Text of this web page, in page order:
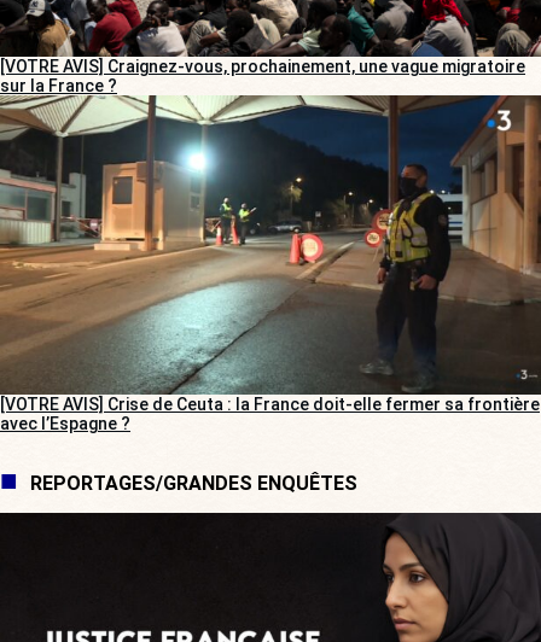
[VOTRE AVIS] Craignez-vous, prochainement, une vague migratoire
sur la France ?
[VOTRE AVIS] Crise de Ceuta : la France doit-elle fermer sa frontière
avec l’Espagne ?
REPORTAGES/GRANDES ENQUÊTES